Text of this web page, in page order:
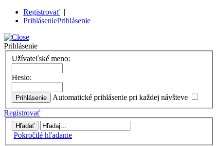
Registrovať |
PrihláseniePrihlásenie
Prihlásenie
Užívateľské meno:
Heslo:
Automatické prihlásenie pri každej návšteve
Registrovať
Pokročilé hľadanie